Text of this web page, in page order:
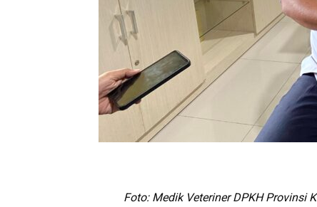
Foto: Medik Veteriner DPKH Provinsi